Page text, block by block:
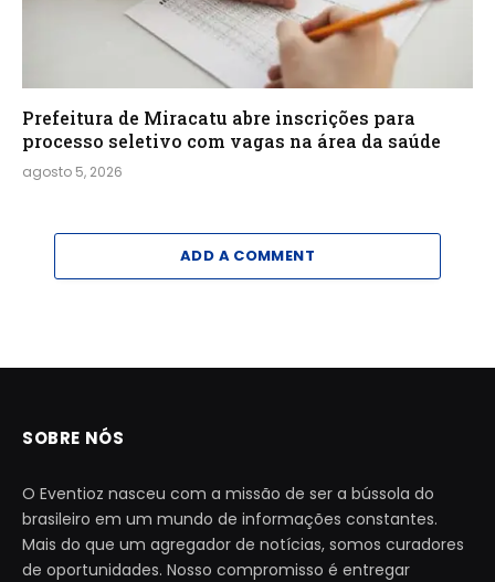
Prefeitura de Miracatu abre inscrições para
processo seletivo com vagas na área da saúde
agosto 5, 2026
ADD A COMMENT
SOBRE NÓS
O Eventioz nasceu com a missão de ser a bússola do
brasileiro em um mundo de informações constantes.
Mais do que um agregador de notícias, somos curadores
de oportunidades. Nosso compromisso é entregar